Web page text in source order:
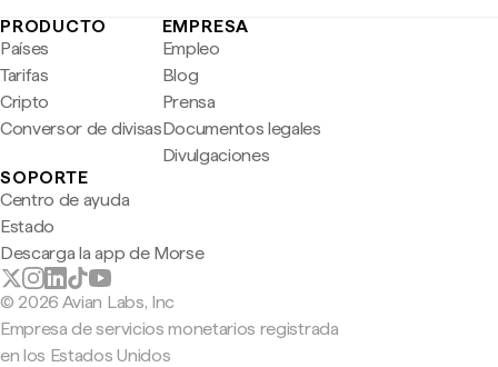
PRODUCTO
Países
Tarifas
Cripto
Conversor de divisas
EMPRESA
Empleo
Blog
Prensa
Documentos legales
Divulgaciones
SOPORTE
Centro de ayuda
Estado
Descarga la app de Morse
© 2026 Avian Labs, Inc
Empresa de servicios monetarios registrada
en los Estados Unidos